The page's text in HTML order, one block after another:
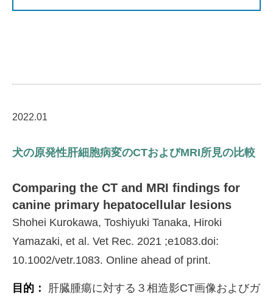
2022.01
犬の原発性肝細胞病変のCTおよびMRI所見の比較
Comparing the CT and MRI findings for
canine primary hepatocellular lesions
Shohei Kurokawa, Toshiyuki Tanaka, Hiroki
Yamazaki, et al. Vet Rec. 2021 ;e1083.doi:
10.1002/vetr.1083. Online ahead of print.
目的：
肝臓腫瘍に対する３相造影CT画像およびガ